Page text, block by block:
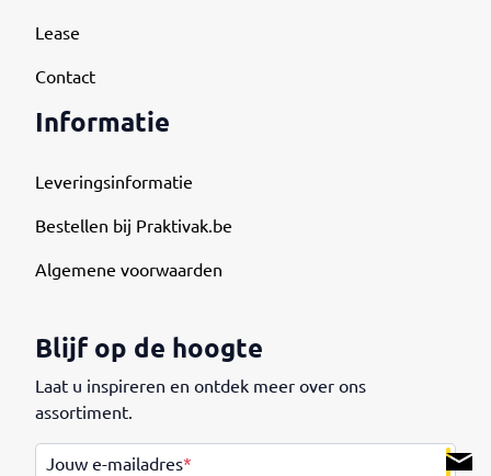
Lease
Contact
Informatie
Leveringsinformatie
Bestellen bij Praktivak.be
Algemene voorwaarden
Blijf op de hoogte
Laat u inspireren en ontdek meer over ons
assortiment.
Jouw e-mailadres* .